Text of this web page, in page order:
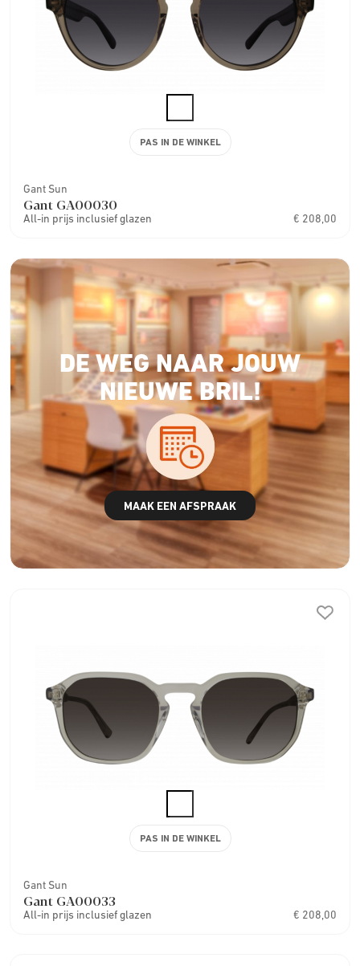
Gant Sun
Gant GA00030
All-in prijs inclusief glazen € 208,00
PAS IN DE WINKEL
DE WEG NAAR JOUW
NIEUWE BRIL!
MAAK EEN AFSPRAAK
Gant Sun
Gant GA00033
All-in prijs inclusief glazen € 208,00
PAS IN DE WINKEL